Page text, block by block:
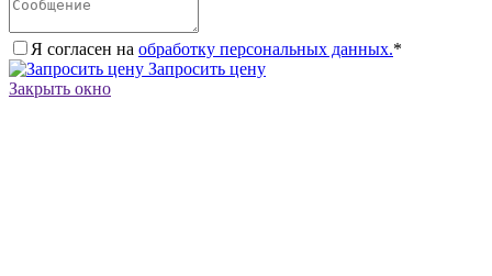
Я согласен на обработку персональных данных.*
Запросить цену
Закрыть окно